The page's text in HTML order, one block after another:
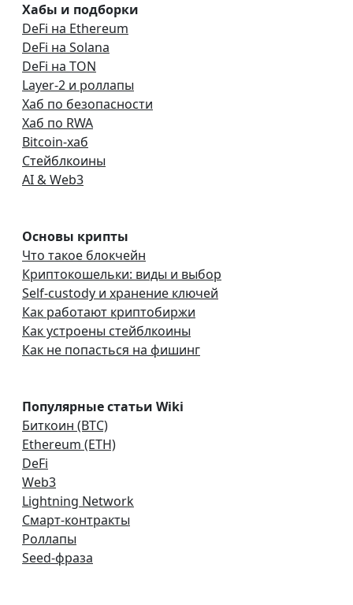
Хабы и подборки
DeFi на Ethereum
DeFi на Solana
DeFi на TON
Layer-2 и роллапы
Хаб по безопасности
Хаб по RWA
Bitcoin-хаб
Стейблкоины
AI & Web3
Основы крипты
Что такое блокчейн
Криптокошельки: виды и выбор
Self-custody и хранение ключей
Как работают криптобиржи
Как устроены стейблкоины
Как не попасться на фишинг
Популярные статьи Wiki
Биткоин (BTC)
Ethereum (ETH)
DeFi
Web3
Lightning Network
Смарт-контракты
Роллапы
Seed-фраза